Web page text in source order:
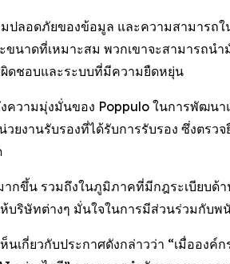
ปลอดภัยของข้อมูล และความสามาร
ขนาดที่เหมาะสม พวกเขาจะสามารถ
ดชอบและระบบที่มีความยืดหยุ่น
วามมุ่งมั่นของ Poppulo ในการพัฒนา
ยงานรับรองที่ได้รับการรับรอง ซึ่งตร
ากขึ้น รวมถึงในภูมิภาคที่มีกฎระเบียบ
ริษัทต่างๆ มั่นใจในการมีส่วนร่วมกับพ
เกี่ยวกับประกาศดังกล่าวว่า “เมื่ออ